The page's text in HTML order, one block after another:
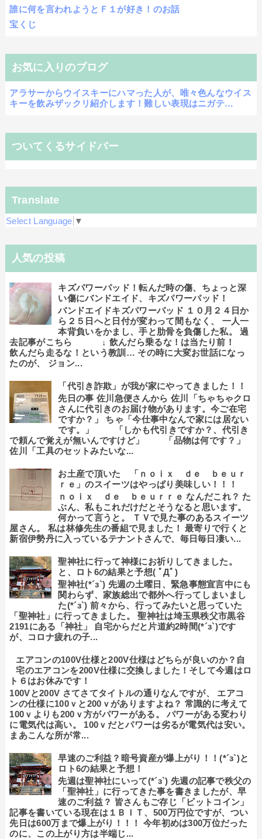
誰に何を言われようとＦ１が好き！のお話
宝くじ
お気に入りのブログ
アラサーからウイスキーにハマった人が、唯々色んなウイス
キーを飲みザックリ紹介します！難しい表現はニガテ…
ついてくるサイドバー
Translate
Select Language ▼
人気の投稿
キズパワーパッド！転んだ時の傷、ちょっと深
い傷にバンドエイド、キズパワーパッド！
バンドエイドキズパワーパッド １０月２４日か
ら２５日へと日付が変わって間もなく、 一人一
本背負いをかまし、手と肋骨を負傷した私。 過
去記事がこちら ↓ 飲んだら乗るな！は当たり前！
飲んだら走るな！という教訓… その時に大変お世話になっ
たのが、 ジョン...
「代引き詐欺」が我が家にやってきました！！
先日の事 佐川急便さんから 佐川「ちゃちゃクロ
さんに代引きのお届け物があります。今ご在宅
ですか？」 ちゃ「今仕事中なんで家には居ない
です。」 「しかも代引きですか？、代引き
で頼んで覚えが無いんですけど」 「品物は何です？」
佐川「工具のセットみたいな...
お土産で頂いた 「ｎｏｉｘ ｄｅ ｂｅｕｒ
ｒｅ」のスイーツはやっぱり美味しい！！！
ｎｏｉｘ ｄｅ ｂｅｕｒｒｅ なんだこれ？ た
ぶん、私もこれだけだとそうなると思います。
何かって言うと。 ＴＶで見た事のあるスイーツ
屋さん。 私は林修先生の番組で見ました！ 最寄りで行くと
新宿伊勢丹に入っているテナントさんで、毎日毎日凄い...
聖神社に行って神様にお祈りしてきました。
と、ロト6の結果と予想( ﾟДﾟ)
聖神社(*´з`) 先週の土曜日、緊急事態宣言中にも
関わらず、家族総出で都外へ行ってしまいまし
た(*´з`) 前々から、行ってみたいと思っていた
「聖神社」に行ってきました。 聖神社は埼玉県秩父市黒谷
2191にある「神社」 自宅からだと片道約2時間(*´з`)です
が、コロナ疲れの子...
エアコンの100V仕様と200V仕様はどちらが良いのか？自
宅のエアコンを200V仕様に交換しました！そして今週はロ
ト６はお休みです！
100Vと200V さてさてタイトルの通りなんですが、 エアコ
ンの仕様に100ｖと200ｖがありますよね？ 常識的に考えて
100ｖよりも200ｖ方がパワーがある。 パワーがある変わり
に電気代は高い。 100ｖだとパワーは劣るが電気代は安い。
まあこんな所が常...
早速のご利益？暗号資産が爆上がり！！(*´з`)と
ロト6の結果と予想！
先週は聖神社にいって(*´з`) 先週の記事で秩父の
「聖神社」に行ってきた事を書きましたが、早
速のご利益？ 皆さんもご存じ「ビットコイン」
記事を書いている現在は１ＢＩＴ、500万円位ですが、つい
先日は600万まで爆上がり！！！ 今年初めは300万位だった
のに、この上がり方は半端じ...